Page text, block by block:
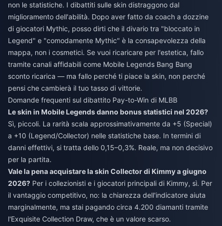
non le statistiche. I dibattiti sulle skin distraggono dal
miglioramento dell'abilità. Dopo aver fatto da coach a dozzine
di giocatori Mythic, posso dirti che il divario tra "bloccato in
Legend" e "comodamente Mythic" è la consapevolezza della
mappa, non i cosmetici. Se vuoi ricaricare per l'estetica, fallo
tramite canali affidabili come Mobile Legends Bang Bang
sconto ricarica — ma fallo perché ti piace la skin, non perché
pensi che cambierà il tuo tasso di vittorie.
Domande frequenti sul dibattito Pay-to-Win di MLBB
Le skin in Mobile Legends danno bonus statistici nel 2026?
Sì, piccoli. La rarità scala approssimativamente da +5 (Special)
a +10 (Legend/Collector) nelle statistiche base. In termini di
danni effettivi, si tratta dello 0,15–0,3%. Reale, ma non decisivo
per la partita.
Vale la pena acquistare la skin Collector di Kimmy a giugno
2026? Per i collezionisti e i giocatori principali di Kimmy, sì. Per
il vantaggio competitivo, no: la chiarezza dell'indicatore aiuta
marginalmente, ma stai pagando circa 4.200 diamanti tramite
l'Exquisite Collection Draw, che è un valore scarso.